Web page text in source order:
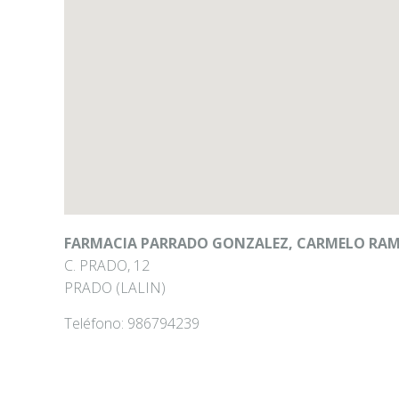
FARMACIA PARRADO GONZALEZ, CARMELO
C. PRADO, 12
PRADO (LALIN)
Teléfono: 986794239